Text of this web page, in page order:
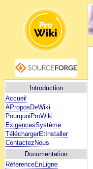
Introduction
Accueil
AProposDeWiki
PourquoiProWiki
ExigencesSystème
TéléchargerEtInstaller
ContactezNous
Documentation
RéférenceEnLigne